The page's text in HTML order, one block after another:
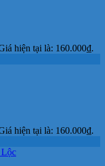
hiện tại là: 160.000₫.
hiện tại là: 160.000₫.